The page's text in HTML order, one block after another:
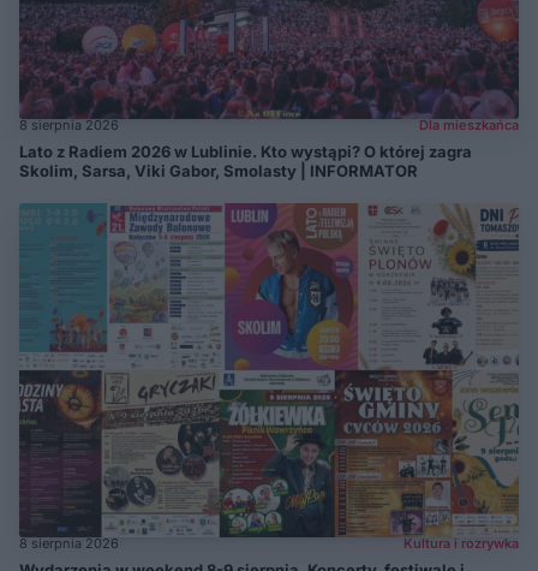
8 sierpnia 2026 Dla mieszkańca
Lato z Radiem 2026 w Lublinie. Kto wystąpi? O której zagra
Skolim, Sarsa, Viki Gabor, Smolasty | INFORMATOR
8 sierpnia 2026 Kultura i rozrywka